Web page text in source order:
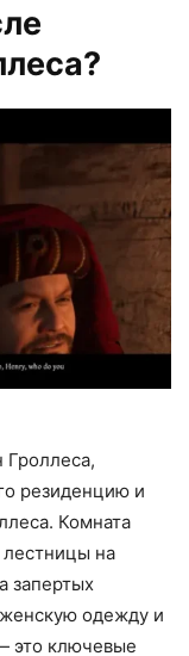
Гроллеса,
резиденцию и
Комната
лестницы на
запертых
одежду и
это ключевые